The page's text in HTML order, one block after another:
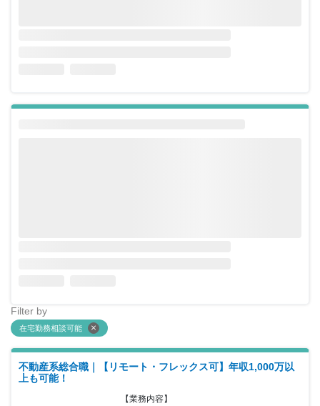
Filter by
在宅勤務相談可能
不動産系総合職｜【リモート・フレックス可】年収1,000万以
上も可能！
【業務内容】